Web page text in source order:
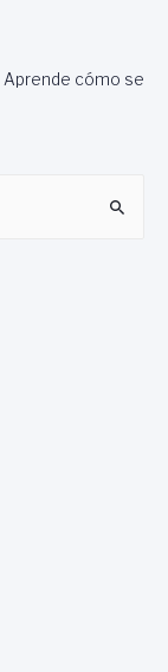
Aprende cómo se